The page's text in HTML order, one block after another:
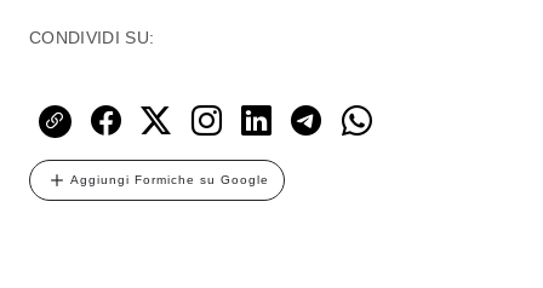
CONDIVIDI SU:
Aggiungi Formiche su Google